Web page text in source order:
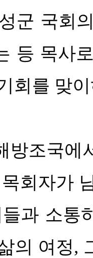
군 국회
등 목사
회를 맞
방조국에
회자가
과 소통
의 여정,